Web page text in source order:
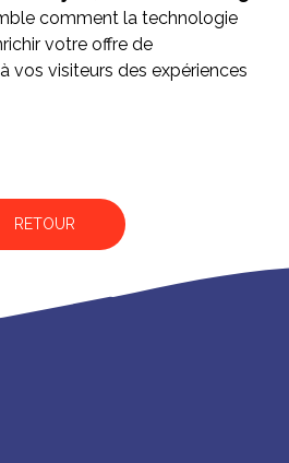
comment la technologie
votre offre de
vos visiteurs des expériences
RETOUR